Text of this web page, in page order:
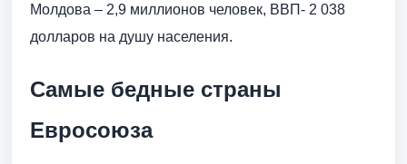
Молдова – 2,9 миллионов человек, ВВП- 2 038
долларов на душу населения.
Самые бедные страны
Евросоюза